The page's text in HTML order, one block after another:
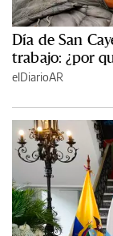
Día de San
trabajo: ¿por
elDiarioAR